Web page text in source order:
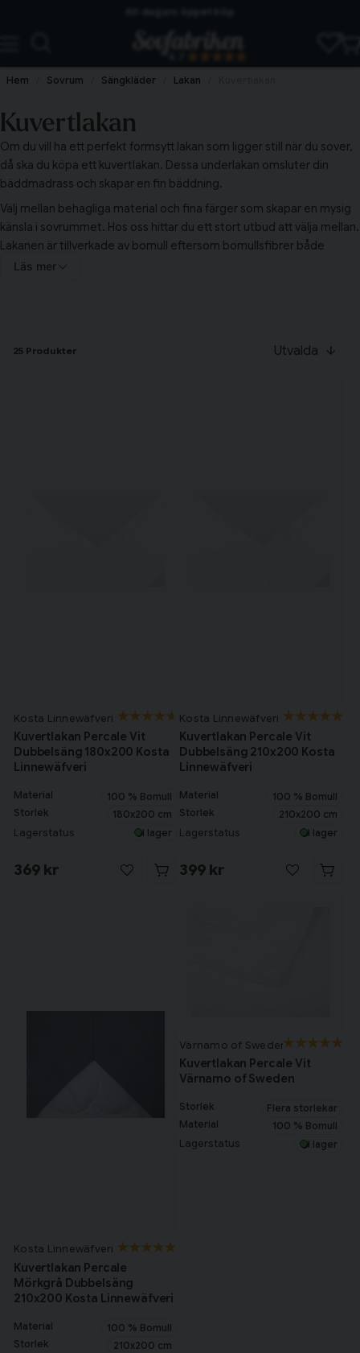
Snabba leveranser
Hem Sovrum Sängkläder Lakan
Kuvertlakan
Om du vill ha ett perfekt formsytt lakan som ligger still när du sover,
då ska du köpa ett kuvertlakan. Dessa underlakan omsluter din
bäddmadrass och skapar en fin bäddning.
Välj mellan behagliga material och fina färger som skapar en mysig
känsla i sovrummet. Hos oss hittar du ett stort utbud att välja mellan.
Lakanen är tillverkade av bomull eftersom bomullsfibrer både
andas, absorberar och är slitstarka. Vi har dessutom matchande
Dessutom blir bäddningen snygg med formsydda lakan. Du slipper
40x90 och 60x120 cm – Vanlig storlek för barnvagnen
70x140 cm – Vanlig storlek för spjälsängen
80x200 cm – Bra storlek för barnsängen
150x200 och 160x200 cm – För en mellansäng
180x200 och 240x260 cm – För en dubbelsäng
Lakanet ska ha samma mått som din bäddmadrass. Vi har de flesta
Läs mer
25 Produkter Utvalda
Kosta Linnewäfveri
Kuvertlakan Percale Vit
Dubbelsäng 180x200 Kosta
Linnewäfveri
Material
100 % Bomull
Storlek
180x200 cm
Lagerstatus I lager
369 kr
Kosta Linnewäfveri
Kuvertlakan Percale Vit
Dubbelsäng 210x200 Kosta
Linnewäfveri
Material
100 % Bomull
Storlek
210x200 cm
Lagerstatus I lager
399 kr
Kosta Linnewäfveri
Kuvertlakan Percale
Mörkgrå Dubbelsäng
210x200 Kosta Linnewäfveri
Material
100 % Bomull
Storlek
210x200 cm
Värnamo of Sweden
Kuvertlakan Percale Vit
Värnamo of Sweden
Storlek
Flera storlekar
Material
100 % Bomull
Lagerstatus I lager
Tillagd i varukorgen
Till varukorg